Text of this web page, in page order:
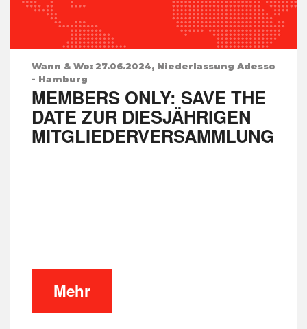
Wann & Wo: 27.06.2024, Niederlassung Adesso
- Hamburg
MEMBERS ONLY: SAVE THE
DATE ZUR DIESJÄHRIGEN
MITGLIEDERVERSAMMLUNG
Mehr